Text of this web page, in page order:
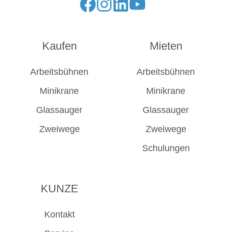
FolgeFolgeFolgeFolge
Kaufen
Arbeitsbühnen
Minikrane
Glassauger
Zweiwege
Mieten
Arbeitsbühnen
Minikrane
Glassauger
Zweiwege
Schulungen
KUNZE
Kontakt